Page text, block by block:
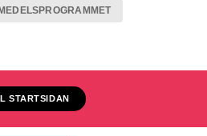
STARTSIDAN